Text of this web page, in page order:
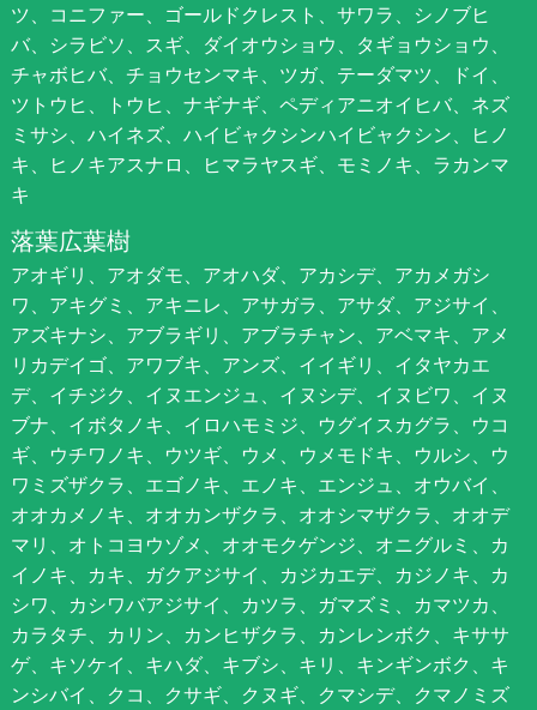
ツ、コニファー、ゴールドクレスト、サワラ、シノブヒ
バ、シラビソ、スギ、ダイオウショウ、タギョウショウ、
チャボヒバ、チョウセンマキ、ツガ、テーダマツ、ドイ、
ツトウヒ、トウヒ、ナギナギ、ペディアニオイヒバ、ネズ
ミサシ、ハイネズ、ハイビャクシンハイビャクシン、ヒノ
キ、ヒノキアスナロ、ヒマラヤスギ、モミノキ、ラカンマ
キ
落葉広葉樹
アオギリ、アオダモ、アオハダ、アカシデ、アカメガシ
ワ、アキグミ、アキニレ、アサガラ、アサダ、アジサイ、
アズキナシ、アブラギリ、アブラチャン、アベマキ、アメ
リカデイゴ、アワブキ、アンズ、イイギリ、イタヤカエ
デ、イチジク、イヌエンジュ、イヌシデ、イヌビワ、イヌ
ブナ、イボタノキ、イロハモミジ、ウグイスカグラ、ウコ
ギ、ウチワノキ、ウツギ、ウメ、ウメモドキ、ウルシ、ウ
ワミズザクラ、エゴノキ、エノキ、エンジュ、オウバイ、
オオカメノキ、オオカンザクラ、オオシマザクラ、オオデ
マリ、オトコヨウゾメ、オオモクゲンジ、オニグルミ、カ
イノキ、カキ、ガクアジサイ、カジカエデ、カジノキ、カ
シワ、カシワバアジサイ、カツラ、ガマズミ、カマツカ、
カラタチ、カリン、カンヒザクラ、カンレンボク、キササ
ゲ、キソケイ、キハダ、キブシ、キリ、キンギンボク、キ
ンシバイ、クコ、クサギ、クヌギ、クマシデ、クマノミズ